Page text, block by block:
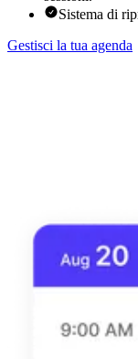
Sistema di
Gestisci la tua agenda